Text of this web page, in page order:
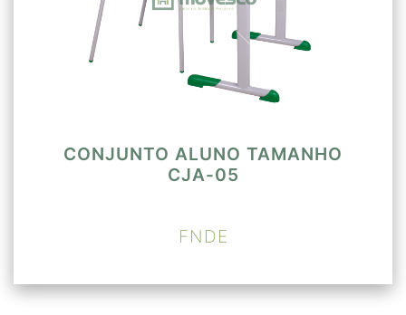
CONJUNTO ALUNO TAMANHO
CJA-05
FNDE